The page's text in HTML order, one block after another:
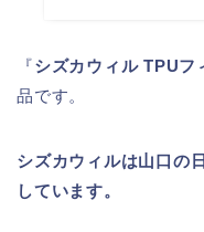
『シズカウィル TPUフ
品です。
シズカウィルは山口の
しています。